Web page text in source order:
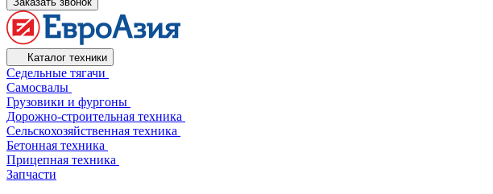
Каталог техники
Седельные тягачи
Самосвалы
Грузовики и фургоны
Дорожно-строительная техника
Сельскохозяйственная техника
Бетонная техника
Прицепная техника
Запчасти